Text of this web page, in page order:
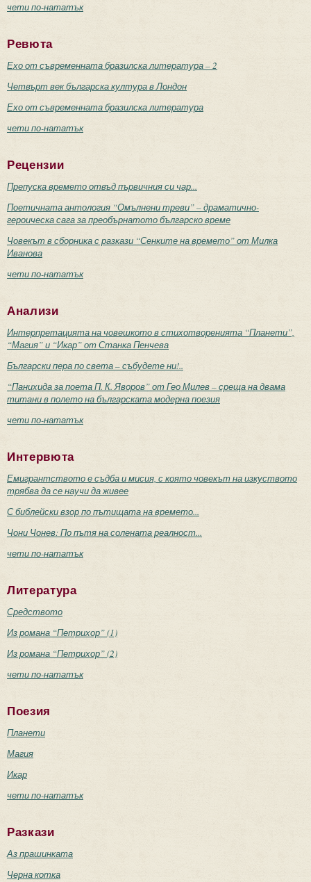
чети по-нататък
Ревюта
Ехо от съвременната бразилска литература – 2
Четвърт век българска култура в Лондон
Ехо от съвременната бразилска литература
чети по-нататък
Рецензии
Препуска времето отвъд първичния си чар...
Поетичната антология “Омълнени треви” – драматично-
героическа сага за преобърнатото българско време
Човекът в сборника с разкази “Сенките на времето” от Милка
Иванова
чети по-нататък
Анализи
Интерпретацията на човешкото в стихотворенията “Планети”,
“Магия” и “Икар” от Станка Пенчева
Български пера по света – събудете ни!..
“Панихида за поета П. К. Яворов” от Гео Милев – среща на двама
титани в полето на българската модерна поезия
чети по-нататък
Интервюта
Емигрантството е съдба и мисия, с която човекът на изкуството
трябва да се научи да живее
С библейски взор по пътищата на времето...
Чони Чонев: По пътя на солената реалност...
чети по-нататък
Литература
Средството
Из романа “Петрихор” (1)
Из романа “Петрихор” (2)
чети по-нататък
Поезия
Планети
Магия
Икар
чети по-нататък
Разкази
Аз прашинката
Черна котка